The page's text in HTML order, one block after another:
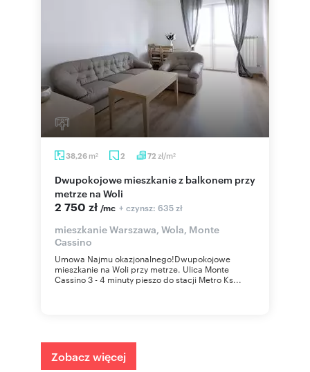
38,26 m2 2 72 zł/m2
Dwupokojowe mieszkanie z balkonem przy
metrze na Woli
2 750 zł /mc + czynsz: 635 zł
mieszkanie Warszawa, Wola, Monte
Cassino
Umowa Najmu okazjonalnego!Dwupokojowe
mieszkanie na Woli przy metrze. Ulica Monte
Cassino 3 - 4 minuty pieszo do stacji Metro Ks...
Zobacz więcej